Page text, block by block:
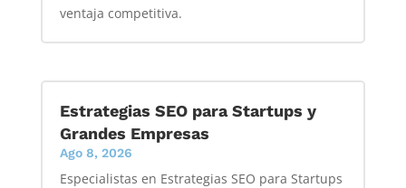
ventaja competitiva.
Estrategias SEO para Startups y
Grandes Empresas
Ago 8, 2026
Especialistas en Estrategias SEO para Startups